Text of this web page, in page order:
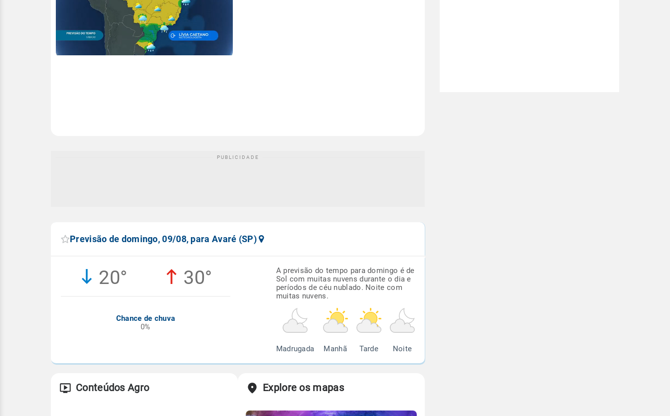
Previsão de domingo, 09/08, para Avaré (SP)
20° 30°
Chance de chuva
0%
A previsão do tempo para domingo é de
Sol com muitas nuvens durante o dia e
períodos de céu nublado. Noite com
muitas nuvens.
Madrugada Manhã Tarde Noite
Conteúdos Agro Explore os mapas